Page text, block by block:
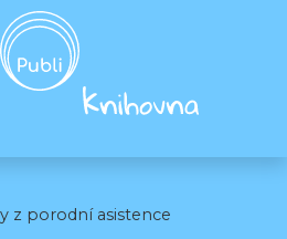
z porodní asistence